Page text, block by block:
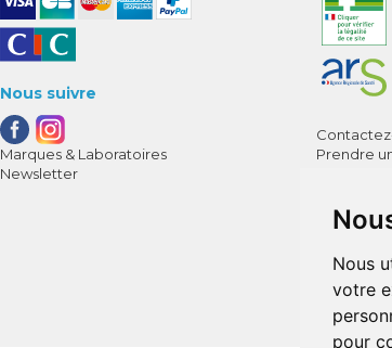
Nous
votre
pour
Nous suivre
Marques & Laboratoires
Newsletter
Prendre
Mentions
Données
Mes
Annuaire